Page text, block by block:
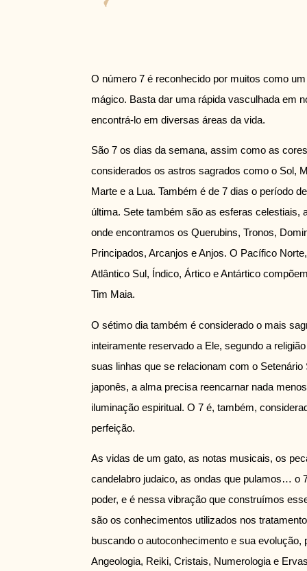
O número 7 é reconhecido por muitos como
mágico. Basta dar uma rápida vasculhada em
encontrá-lo em diversas áreas da vida.
São 7 os dias da semana, assim como as
considerados os astros sagrados como o Sol,
Marte e a Lua. Também é de 7 dias o período
última. Sete também são as esferas celestiais,
onde encontramos os Querubins, Tronos,
Principados, Arcanjos e Anjos. O Pacífico
Atlântico Sul, Índico, Ártico e Antártico
Tim Maia.
O sétimo dia também é considerado o mais
inteiramente reservado a Ele, segundo a
suas linhas que se relacionam com o
japonês, a alma precisa reencarnar nada
iluminação espiritual. O 7 é, também,
perfeição.
As vidas de um gato, as notas musicais, os
candelabro judaico, as ondas que pulamos… o
poder, e é nessa vibração que construímos
são os conhecimentos utilizados nos
buscando o autoconhecimento e sua evolução,
Angeologia, Reiki, Cristais, Numerologia e